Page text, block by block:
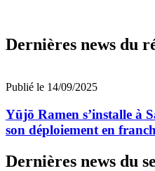
Dernières news du
Publié le 14/09/2025
Yūjō Ramen s’installe à
son déploiement en
Dernières news du